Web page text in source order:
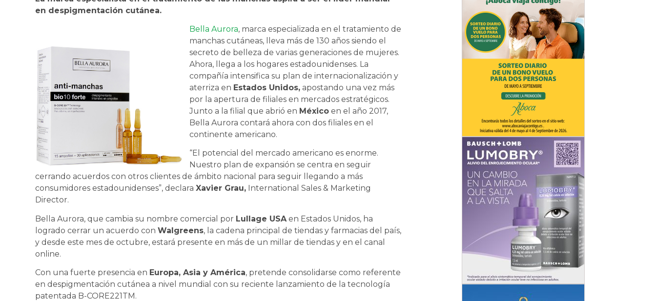
en despigmentación cutánea.
Bella Aurora, marca especializada en el tratamiento de
manchas cutáneas, lleva más de 130 años siendo el
secreto de belleza de varias generaciones de mujeres.
Ahora, llega a los hogares estadounidenses. La
compañía intensifica su plan de internacionalización y
aterriza en Estados Unidos, apostando una vez más
por la apertura de filiales en mercados estratégicos.
Junto a la filial que abrió en México en el año 2017,
Bella Aurora contará ahora con dos filiales en el
continente americano.
“El potencial del mercado americano es enorme.
Nuestro plan de expansión se centra en seguir
cerrando acuerdos con otros clientes de ámbito nacional para seguir llegando a más
consumidores estadounidenses”, declara Xavier Grau, International Sales & Marketing
Director.
Bella Aurora, que cambia su nombre comercial por Lullage USAen Estados Unidos, ha
logrado cerrar un acuerdo con Walgreens, la cadena principal de tiendas y farmacias del país,
y desde este mes de octubre, estará presente en más de un millar de tiendas y en el canal
online.
Con una fuerte presencia en Europa, Asia y América, pretende consolidarse como referente
en despigmentación cutánea a nivel mundial con su reciente lanzamiento de la tecnología
patentada B-CORE221TM.